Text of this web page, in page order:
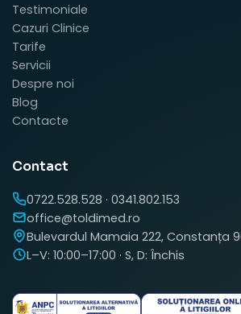
Testimoniale
Cazuri Clinice
Tarife
Servicii
Despre noi
Blog
Contacte
Contact
0722.528.528 · 0341.802.153
office@toldimed.ro
Bulevardul Mamaia 222, Constanța
L–V: 10:00–17:00 · S, D: Închis